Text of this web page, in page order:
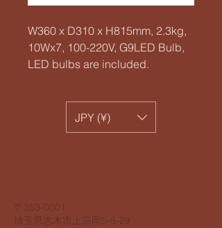
W360 x D310 x H815mm, 2.3kg,
10Wx7, 100-220V, G9LED Bulb,
LED bulbs are included.
JPY (¥)
​〒353-0001
​埼玉県志木市上宗岡5-8-29